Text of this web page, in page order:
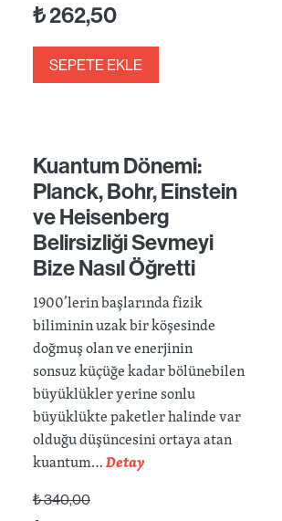
₺262,50
SEPETE EKLE
Kuantum Dönemi:
Planck, Bohr, Einstein
ve Heisenberg
Belirsizliği Sevmeyi
Bize Nasıl Öğretti
1900’lerin başlarında fizik
biliminin uzak bir köşesinde
doğmuş olan ve enerjinin
sonsuz küçüğe kadar bölünebilen
büyüklükler yerine sonlu
büyüklükte paketler halinde var
olduğu düşüncesini ortaya atan
kuantum…Detay
₺340,00